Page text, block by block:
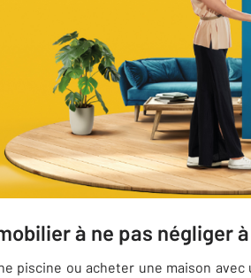
à ne pas négliger
piscine ou acheter une maison